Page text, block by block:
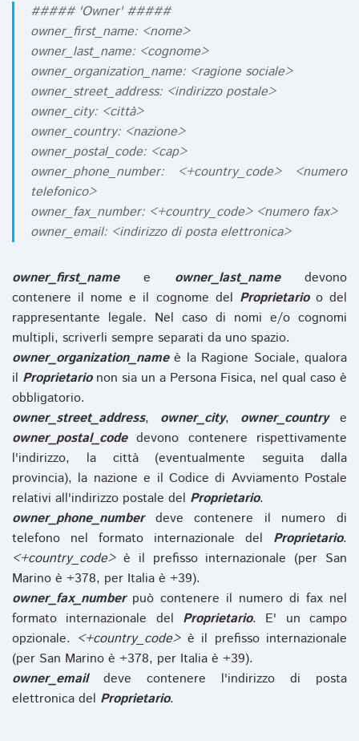
##### 'Owner' #####
owner_first_name: <nome>
owner_last_name: <cognome>
owner_organization_name: <ragione sociale>
owner_street_address: <indirizzo postale>
owner_city: <città>
owner_country: <nazione>
owner_postal_code: <cap>
owner_phone_number: <+country_code> <numero
telefonico>
owner_fax_number: <+country_code> <numero fax>
owner_email: <indirizzo di posta elettronica>
owner_first_namee owner_last_namedevono
contenere il nome e il cognome del Proprietarioo del
rappresentante legale. Nel caso di nomi e/o cognomi
multipli, scriverli sempre separati da uno spazio.
owner_organization_nameè la Ragione Sociale, qualora
il Proprietarionon sia un a Persona Fisica, nel qual caso è
obbligatorio.
owner_street_address, owner_city, owner_countrye
owner_postal_codedevono contenere rispettivamente
l'indirizzo, la città (eventualmente seguita dalla
provincia), la nazione e il Codice di Avviamento Postale
relativi all'indirizzo postale del Proprietario.
owner_phone_numberdeve contenere il numero di
telefono nel formato internazionale del Proprietario.
<+country_code>è il prefisso internazionale (per San
Marino è +378, per Italia è +39).
owner_fax_numberpuò contenere il numero di fax nel
formato internazionale del Proprietario. E' un campo
opzionale. <+country_code>è il prefisso internazionale
(per San Marino è +378, per Italia è +39).
owner_emaildeve contenere l'indirizzo di posta
elettronica del Proprietario.